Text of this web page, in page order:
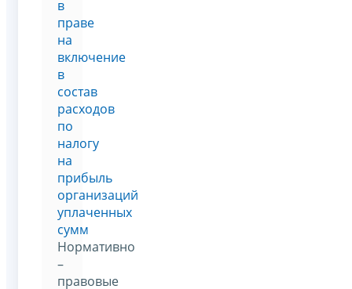
в
праве
на
включение
в
состав
расходов
по
налогу
на
прибыль
организаций
уплаченных
сумм
Нормативно
–
правовые